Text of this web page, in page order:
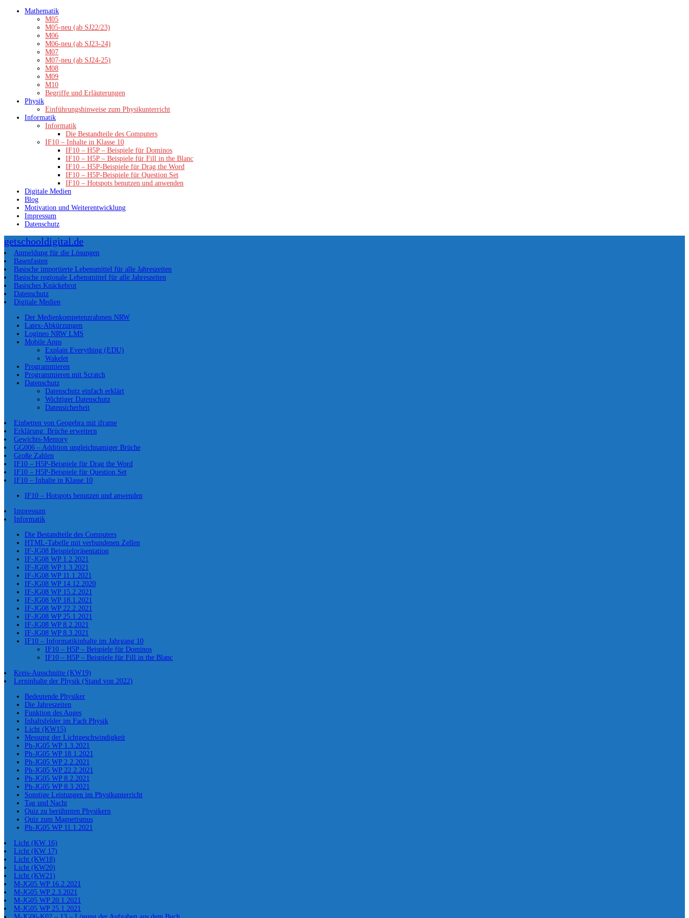
Zum
Mathematik
M05
M05-neu (ab SJ22/23)
M06
M06-neu (ab SJ23-24)
M07
M07-neu (ab SJ24-25)
M08
M09
M10
Begriffe und Erläuterungen
Physik
Einführungshinweise zum Physikunterricht
Informatik
Informatik
Die Bestandteile des Computers
IF10 – Inhalte in Klasse 10
IF10 – H5P – Beispiele für Dominos
IF10 – H5P – Beispiele für Fill in the Blanc
IF10 – H5P-Beispiele für Drag the Word
IF10 – H5P-Beispiele für Question Set
IF10 – Hotspots benutzen und anwenden
Digitale Medien
Blog
Motivation und Weiterentwicklung
Impressum
Datenschutz
getschooldigital.de
Anmeldung für die Lösungen
Basenfasten
Basische importierte Lebensmittel für alle Jahreszeiten
Basische regionale Lebensmittel für alle Jahreszeiten
Basisches Knäckebrot
Datenschutz
Digitale Medien
Der Medienkompetenzrahmen NRW
Latex-Abkürzungen
Logineo NRW LMS
Mobile Apps
Explain Everything (EDU)
Wakelet
Programmieren
Programmieren mit Scratch
Datenschutz
Datenschutz einfach erklärt
Wichtiger Datenschutz
Datensicherheit
Einbetten von Geogebra mit iframe
Erklärung: Brüche erweitern
Gewichts-Memory
GG006 – Addition ungleichnamiger Brüche
Große Zahlen
IF10 – H5P-Beispiele für Drag the Word
IF10 – H5P-Beispiele für Question Set
IF10 – Inhalte in Klasse 10
IF10 – Hotspots benutzen und anwenden
Impressum
Informatik
Die Bestandteile des Computers
HTML-Tabelle mit verbundenen Zellen
IF-JG08 Beispielpräsentation
IF-JG08 WP 1.2.2021
IF-JG08 WP 1.3.2021
IF-JG08 WP 11.1.2021
IF-JG08 WP 14.12.2020
IF-JG08 WP 15.2.2021
IF-JG08 WP 18.1.2021
IF-JG08 WP 22.2.2021
IF-JG08 WP 25.1.2021
IF-JG08 WP 8.2.2021
IF-JG08 WP 8.3.2021
IF10 – Informatikinhalte im Jahrgang 10
IF10 – H5P – Beispiele für Dominos
IF10 – H5P – Beispiele für Fill in the Blanc
Kreis-Ausschnitte (KW19)
Lerninhalte der Physik (Stand von 2022)
Bedeutende Physiker
Die Jahreszeiten
Funktion des Auges
Inhaltsfelder im Fach Physik
Licht (KW15)
Messung der Lichtgeschwindigkeit
Ph-JG05 WP 1.3.2021
Ph-JG05 WP 18.1.2021
Ph-JG05 WP 2.2.2021
Ph-JG05 WP 22.2.2021
Ph-JG05 WP 8.2.2021
Ph-JG05 WP 8.3.2021
Sonstige Leistungen im Physikunterricht
Tag und Nacht
Quiz zu berühmten Physikern
Quiz zum Magnetismus
Ph-JG05 WP 11.1.2021
Licht (KW 16)
Licht (KW 17)
Licht (KW18)
Licht (KW20)
Licht (KW21)
M-JG05 WP 16.2.2021
M-JG05 WP 2.3.2021
M-JG05 WP 20.1.2021
M-JG05 WP 25.1.2021